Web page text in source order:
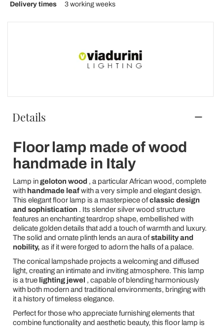
Delivery times
3 working weeks
Details
Floor lamp made of wood
handmade in Italy
Lamp ingeloton wood , a particular African wood, complete
with handmade leafwith a very simple and elegant design.
This elegant floor lamp is a masterpiece ofclassic design
and sophistication . Its slender silver wood structure
features an enchanting teardrop shape, embellished with
delicate golden details that add a touch of warmth and luxury.
The solid and ornate plinth lends an aura ofstability and
nobility, as if it were forged to adorn the halls of a palace.
The conical lampshade projects a welcoming and diffused
light, creating an intimate and inviting atmosphere. This lamp
is a true lighting jewel , capable of blending harmoniously
with both modern and traditional environments, bringing with
it a history of timeless elegance.
Perfect for those who appreciate furnishing elements that
combine functionality and aesthetic beauty, this floor lamp is